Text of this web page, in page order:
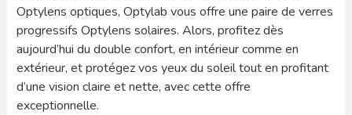
Optylens optiques, Optylab vous offre une paire de verres
progressifs Optylens solaires. Alors, profitez dès
aujourd’hui du double confort, en intérieur comme en
extérieur, et protégez vos yeux du soleil tout en profitant
d’une vision claire et nette, avec cette offre
exceptionnelle.